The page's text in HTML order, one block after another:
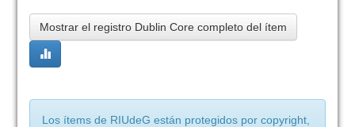
Mostrar el registro Dublin Core completo del ítem
Los ítems de RIUdeG están protegidos por copyright,